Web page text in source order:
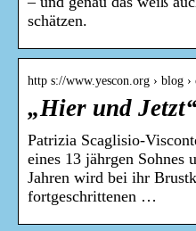
schätzen.
http s://www.yescon.org › blog ›
„Hier und
Patrizia Scaglisio-
eines 13 jährgen Sohnes
Jahren wird bei ihr
fortgeschrittenen …